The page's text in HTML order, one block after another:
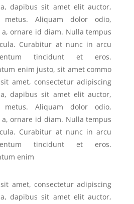
dapibus sit amet elit auctor,
metus. Aliquam dolor odio,
ornare id diam. Nulla tempus
Curabitur at nunc in arcu
tincidunt et eros.
enim justo, sit amet commo
amet, consectetur adipiscing
dapibus sit amet elit auctor,
metus. Aliquam dolor odio,
ornare id diam. Nulla tempus
Curabitur at nunc in arcu
tincidunt et eros.
enim
amet, consectetur adipiscing
dapibus sit amet elit auctor,